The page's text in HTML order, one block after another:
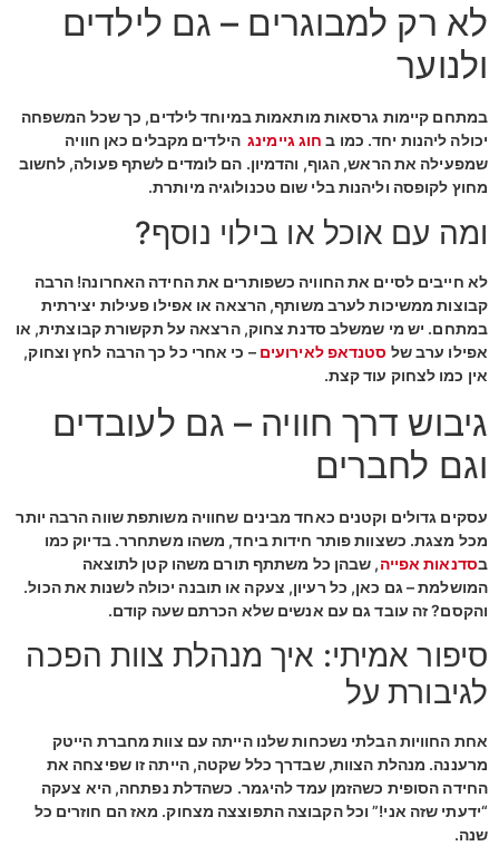
לא רק למבוגרים – גם לילדים
ולנוער
במתחם קיימות גרסאות מותאמות במיוחד לילדים, כך שכל המשפחה
יכולה ליהנות יחד. כמו ב חוג גיימינג הילדים מקבלים כאן חוויה
שמפעילה את הראש, הגוף, והדמיון. הם לומדים לשתף פעולה, לחשוב
מחוץ לקופסה וליהנות בלי שום טכנולוגיה מיותרת.
ומה עם אוכל או בילוי נוסף?
לא חייבים לסיים את החוויה כשפותרים את החידה האחרונה! הרבה
קבוצות ממשיכות לערב משותף, הרצאה או אפילו פעילות יצירתית
במתחם. יש מי שמשלב סדנת צחוק, הרצאה על תקשורת קבוצתית, או
אפילו ערב של סטנדאפ לאירועים – כי אחרי כל כך הרבה לחץ וצחוק,
אין כמו לצחוק עוד קצת.
גיבוש דרך חוויה – גם לעובדים
וגם לחברים
עסקים גדולים וקטנים כאחד מבינים שחוויה משותפת שווה הרבה יותר
מכל מצגת. כשצוות פותר חידות ביחד, משהו משתחרר. בדיוק כמו
בסדנאות אפייה, שבהן כל משתתף תורם משהו קטן לתוצאה
המושלמת – גם כאן, כל רעיון, צעקה או תובנה יכולה לשנות את הכול.
והקסם? זה עובד גם עם אנשים שלא הכרתם שעה קודם.
סיפור אמיתי: איך מנהלת צוות הפכה
לגיבורת על
אחת החוויות הבלתי נשכחות שלנו הייתה עם צוות מחברת הייטק
מרעננה. מנהלת הצוות, שבדרך כלל שקטה, הייתה זו שפיצחה את
החידה הסופית כשהזמן עמד להיגמר. כשהדלת נפתחה, היא צעקה
“ידעתי שזה אני!” וכל הקבוצה התפוצצה מצחוק. מאז הם חוזרים כל
שנה.